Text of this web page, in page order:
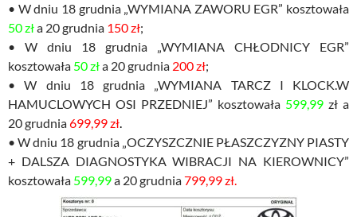
• W dniu 18 grudnia „WYMIANA ZAWORU EGR” kosztowała
50 zła 20 grudnia 150 zł;
• W dniu 18 grudnia „WYMIANA CHŁODNICY EGR”
kosztowała 50 zła 20 grudnia 200 zł;
• W dniu 18 grudnia „WYMIANA TARCZ I KLOCK.W
HAMUCLOWYCH OSI PRZEDNIEJ” kosztowała 599,99 zł a
20 grudnia699,99 zł.
• W dniu 18 grudnia „OCZYSZCZNIE PŁASZCZYZNY PIASTY
+ DALSZA DIAGNOSTYKA WIBRACJI NA KIEROWNICY”
kosztowała 599,99a 20 grudnia799,99 zł.